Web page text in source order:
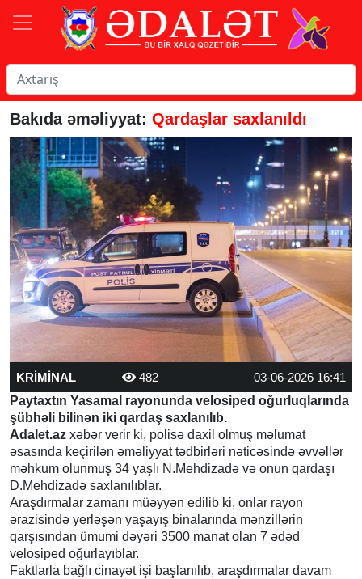
Bakıda əməliyyat: Qardaşlar saxlanıldı
KRİMİNAL 482
03-06-2026 16:41
Paytaxtın Yasamal rayonunda velosiped oğurluqlarında
şübhəli bilinən iki qardaş saxlanılıb.
Adalet.az xəbər verir ki, polisə daxil olmuş məlumat
əsasında keçirilən əməliyyat tədbirləri nəticəsində əvvəllər
məhkum olunmuş 34 yaşlı N.Mehdizadə və onun qardaşı
D.Mehdizadə saxlanılıblar.
Araşdırmalar zamanı müəyyən edilib ki, onlar rayon
ərazisində yerləşən yaşayış binalarında mənzillərin
qarşısından ümumi dəyəri 3500 manat olan 7 ədəd
velosiped oğurlayıblar.
Faktlarla bağlı cinayət işi başlanılıb, araşdırmalar davam